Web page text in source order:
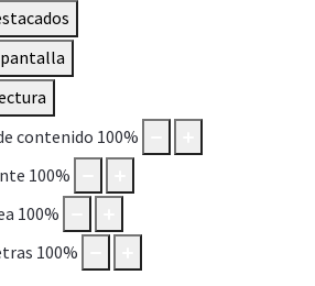
contenido 100%
100%
100%
100%